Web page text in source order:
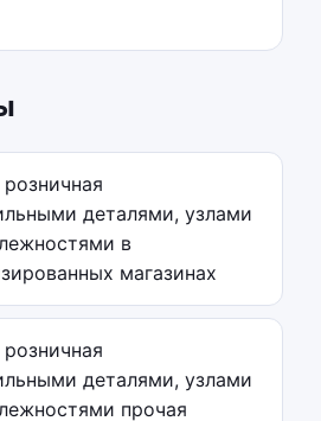
деталями, узлами
в
магазинах
деталями, узлами
прочая